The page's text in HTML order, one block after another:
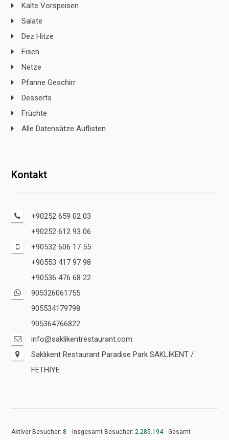
Kalte Vorspeisen
Salate
Dez Hitze
Fisch
Netze
Pfanne Geschirr
Desserts
Früchte
Alle Datensätze Auflisten
Kontakt
+90252 659 02 03
+90252 612 93 06
+90532 606 17 55
+90553 417 97 98
+90536 476 68 22
905326061755
905534179798
905364766822
info@saklikentrestaurant.com
Saklıkent Restaurant Paradise Park SAKLIKENT /
FETHİYE
Aktiver Besucher:8 Insgesamt Besucher: 2.285.194 Gesamt